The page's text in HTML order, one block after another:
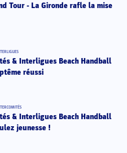
Tour - La Gironde rafle la mise
& Interligues Beach Handball
réussi
& Interligues Beach Handball
jeunesse !